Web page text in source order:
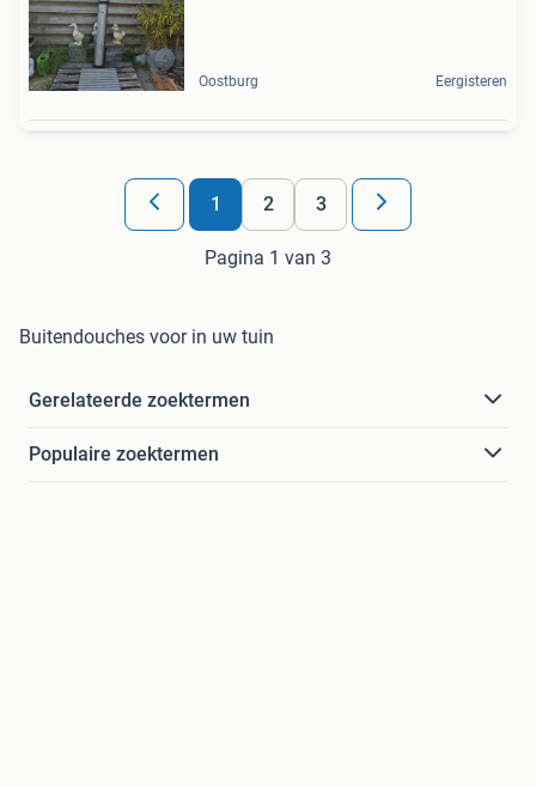
Oostburg Eergisteren
1 2 3
Pagina 1 van 3
Buitendouches voor in uw tuin
Gerelateerde zoektermen
Populaire zoektermen